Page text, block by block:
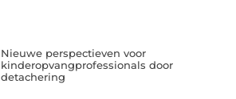
Nieuwe perspectieven voor
kinderopvangprofessionals door
detachering